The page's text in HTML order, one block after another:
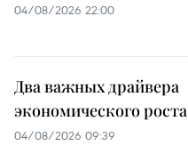
04/08/2026 22:00
Два важных драйвера
экономического роста
04/08/2026 09:39